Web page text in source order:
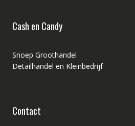
Cash en Candy
Snoep Groothandel
Detailhandel en Kleinbedrijf
Contact